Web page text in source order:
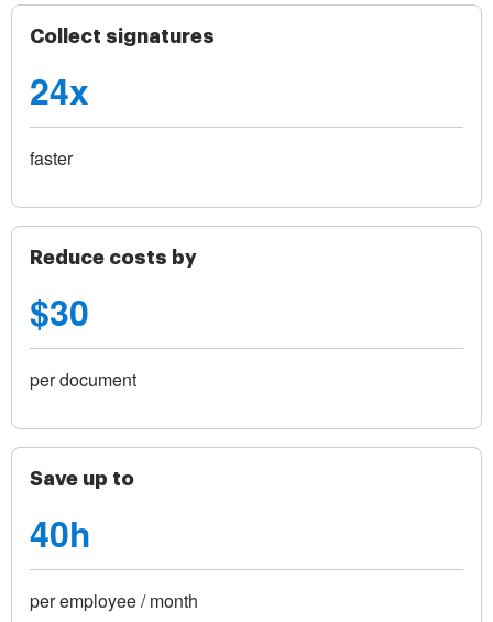
Collect signatures
24x
faster
Reduce costs by
$30
per document
Save up to
40h
per employee / month